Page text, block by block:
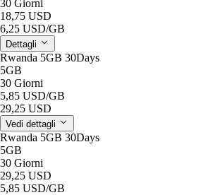
30 Giorni
18,75 USD
6,25 USD/GB
Dettagli
Rwanda 5GB 30Days
5GB
30 Giorni
5,85 USD/GB
29,25 USD
Vedi dettagli
Rwanda 5GB 30Days
5GB
30 Giorni
29,25 USD
5,85 USD/GB